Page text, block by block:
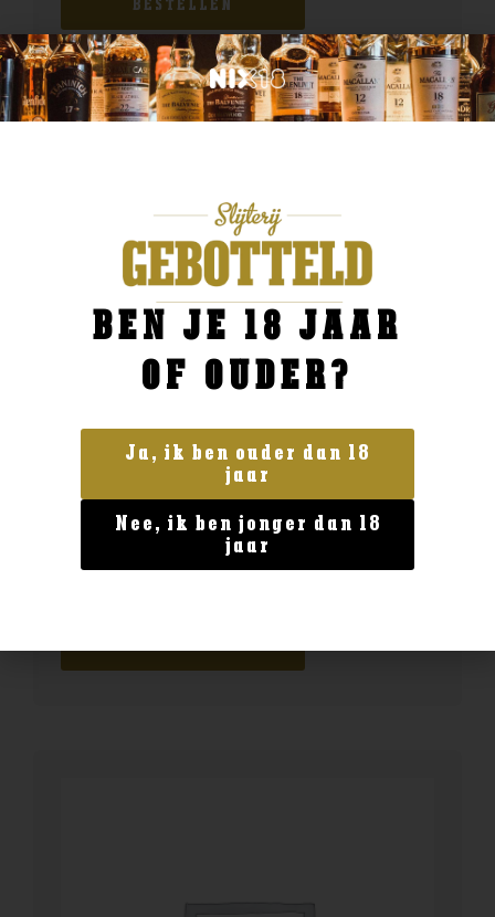
BESTELLEN
Land van herkomst
BEN JE 18 JAAR
OF OUDER?
Ja, ik ben ouder dan 18
jaar
Nee, ik ben jonger dan 18
jaar